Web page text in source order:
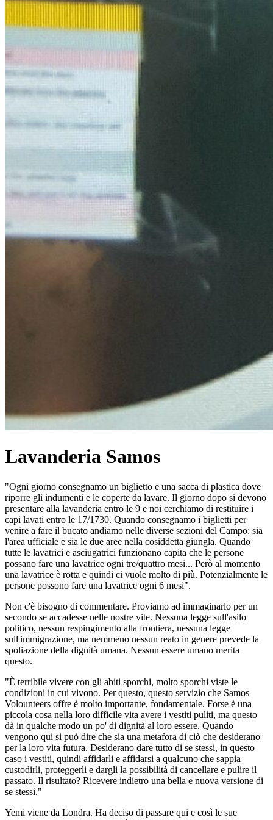
Lavanderia Samos
"Ogni giorno consegnamo un biglietto e una sacca di plastica dove
riporre gli indumenti e le coperte da lavare. Il giorno dopo si devono
presentare alla lavanderia entro le 9 e noi cerchiamo di restituire i
capi lavati entro le 17/1730. Quando consegnamo i biglietti per
venire a fare il bucato andiamo nelle diverse sezioni del Campo: sia
l'area ufficiale e sia le due aree nella cosiddetta giungla. Quando
tutte le lavatrici e asciugatrici funzionano capita che le persone
possano fare una lavatrice ogni tre/quattro mesi... Però al momento
una lavatrice è rotta e quindi ci vuole molto di più. Potenzialmente le
persone possono fare una lavatrice ogni 6 mesi".
Non c'è bisogno di commentare. Proviamo ad immaginarlo per un
secondo se accadesse nelle nostre vite. Nessuna legge sull'asilo
politico, nessun respingimento alla frontiera, nessuna legge
sull'immigrazione, ma nemmeno nessun reato in genere prevede la
spoliazione della dignità umana. Nessun essere umano merita
questo.
"È terribile vivere con gli abiti sporchi, molto sporchi viste le
condizioni in cui vivono. Per questo, questo servizio che Samos
Volounteers offre è molto importante, fondamentale. Forse è una
piccola cosa nella loro difficile vita avere i vestiti puliti, ma questo
dà in qualche modo un po' di dignità al loro essere. Quando
vengono qui si può dire che sia una metafora di ciò che desiderano
per la loro vita futura. Desiderano dare tutto di se stessi, in questo
caso i vestiti, quindi affidarli e affidarsi a qualcuno che sappia
custodirli, proteggerli e dargli la possibilità di cancellare e pulire il
passato. Il risultato? Ricevere indietro una bella e nuova versione di
se stessi."
Yemi viene da Londra. Ha deciso di passare qui e così le sue